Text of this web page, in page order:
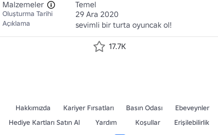
Malzemeler
Temel
Oluşturma Tarihi 29 Ara 2020
Açıklama sevimli bir turta oyuncak ol!
17.7K
Hakkımızda Kariyer Fırsatları Basın Odası
Ebeveynler
Hediye Kartları Satın Al
Yardım Koşullar
Erişilebilirlik